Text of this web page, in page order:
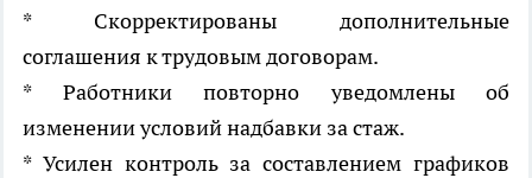
* Скорректированы дополнительные
соглашения к трудовым договорам.
* Работники повторно уведомлены об
изменении условий надбавки за стаж.
* Усилен контроль за составлением графиков